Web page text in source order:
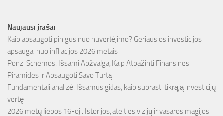
Naujausi įrašai
Kaip apsaugoti pinigus nuo nuvertėjimo? Geriausios investicijos
apsaugai nuo infliacijos 2026 metais
Ponzi Schemos: Išsami Apžvalga, Kaip Atpažinti Finansines
Piramides ir Apsaugoti Savo Turtą
Fundamentali analizė: Išsamus gidas, kaip suprasti tikrąją investicijų
vertę
2026 metų liepos 16-oji: Istorijos, ateities vizijų ir vasaros magijos